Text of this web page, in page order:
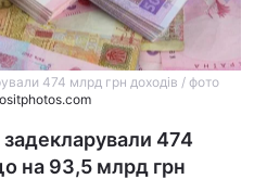
474 млрд грн доходів / фото
474
на 93,5 млрд грн